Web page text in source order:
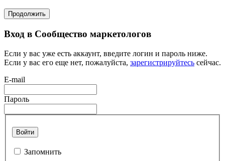
Продолжить
Вход в Сообщество маркетологов
Если у вас уже есть аккаунт, введите логин и пароль ниже.
Если у вас его еще нет, пожалуйста, зарегистрируйтесь сейчас.
E-mail
Пароль
Войти
Запомнить